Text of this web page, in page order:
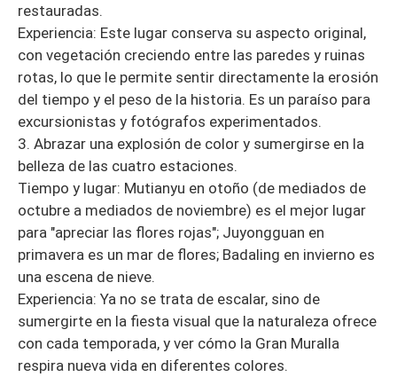
restauradas.
Experiencia: Este lugar conserva su aspecto original,
con vegetación creciendo entre las paredes y ruinas
rotas, lo que le permite sentir directamente la erosión
del tiempo y el peso de la historia. Es un paraíso para
excursionistas y fotógrafos experimentados.
3. Abrazar una explosión de color y sumergirse en la
belleza de las cuatro estaciones.
Tiempo y lugar: Mutianyu en otoño (de mediados de
octubre a mediados de noviembre) es el mejor lugar
para "apreciar las flores rojas"; Juyongguan en
primavera es un mar de flores; Badaling en invierno es
una escena de nieve.
Experiencia: Ya no se trata de escalar, sino de
sumergirte en la fiesta visual que la naturaleza ofrece
con cada temporada, y ver cómo la Gran Muralla
respira nueva vida en diferentes colores.